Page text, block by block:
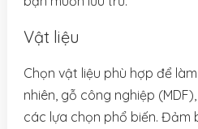
Vật liệu
Chọn vật liệu phù hợp để
nhiên, gỗ công nghiệp
các lựa chọn phổ biến. Đảm